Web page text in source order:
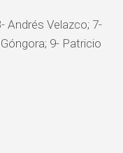
Andrés Velazco; 7-
9- Patricio